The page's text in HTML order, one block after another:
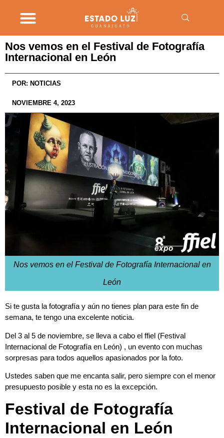
Nos vemos en el Festival de Fotografía
Internacional en León
POR: NOTICIAS
NOVIEMBRE 4, 2023
Nos vemos en el Festival de Fotografía Internacional en
León
Si te gusta la fotografía y aún no tienes plan para este fin de
semana, te tengo una excelente noticia.
Del 3 al 5 de noviembre, se lleva a cabo el ffiel (Festival
Internacional de Fotografía en León) , un evento con muchas
sorpresas para todos aquellos apasionados por la foto.
Ustedes saben que me encanta salir, pero siempre con el menor
presupuesto posible y esta no es la excepción.
Festival de Fotografía
Internacional en León